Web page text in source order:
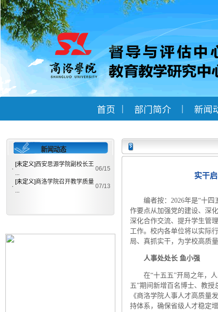
首页 | 部门简介 | 新闻
新闻动态
·
[未定义]西安思源学院副校长王
...
06/15
·
[未定义]商洛学院召开教学质量
...
07/13
实干
编者按：2026年是“十
作要点从加强党的建设、深
深化合作交流、提升学生管
工作。校内各单位将以实际
局、真抓实干，为学校高质
人事处处长 鱼小强
在“十五五”开局之年，
五”期间新增百名博士、教授
《商洛学院人事人才高质量
持体系，确保省级人才稳定